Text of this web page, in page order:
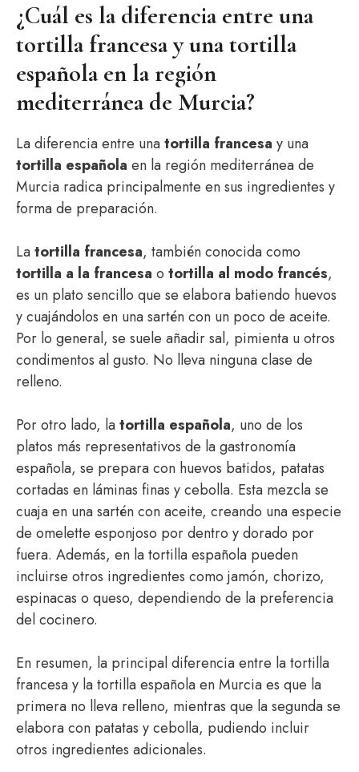
¿Cuál es la diferencia entre una
tortilla francesa y una tortilla
española en la región
mediterránea de Murcia?
La diferencia entre unatortilla francesa y una
tortilla española en la región mediterránea de
Murcia radica principalmente en sus ingredientes y
forma de preparación.
Latortilla francesa, también conocida como
tortilla a la francesa o tortilla al modo francés,
es un plato sencillo que se elabora batiendo huevos
y cuajándolos en una sartén con un poco de aceite.
Por lo general, se suele añadir sal, pimienta u otros
condimentos al gusto. No lleva ninguna clase de
relleno.
Por otro lado, latortilla española, uno de los
platos más representativos de la gastronomía
española, se prepara con huevos batidos, patatas
cortadas en láminas finas y cebolla. Esta mezcla se
cuaja en una sartén con aceite, creando una especie
de omelette esponjoso por dentro y dorado por
fuera. Además, en la tortilla española pueden
incluirse otros ingredientes como jamón, chorizo,
espinacas o queso, dependiendo de la preferencia
del cocinero.
En resumen, la principal diferencia entre la tortilla
francesa y la tortilla española en Murcia es que la
primera no lleva relleno, mientras que la segunda se
elabora con patatas y cebolla, pudiendo incluir
otros ingredientes adicionales.